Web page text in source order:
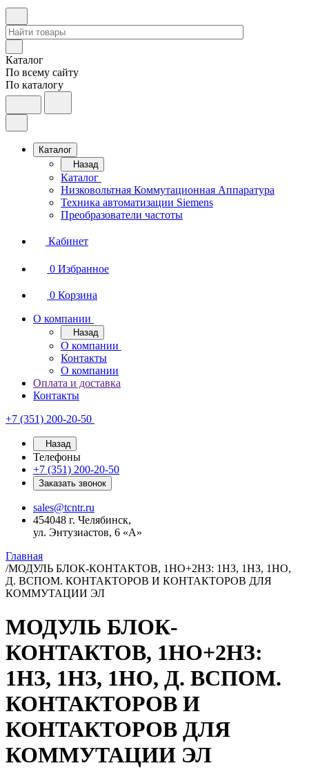
Каталог
По всему сайту
По каталогу
Каталог
Назад
Каталог
Низковольтная Коммутационная Аппаратура
Техника автоматизации Siemens
Преобразователи частоты
Кабинет
0 Избранное
0 Корзина
О компании
Назад
О компании
Контакты
О компании
Оплата и доставка
Контакты
+7 (351) 200-20-50
Назад
Телефоны
+7 (351) 200-20-50
Заказать звонок
sales@tcntr.ru
454048 г. Челябинск,
ул. Энтузиастов, 6 «А»
Главная
/МОДУЛЬ БЛОК-КОНТАКТОВ, 1НО+2НЗ: 1НЗ, 1НЗ, 1НО,
Д. ВСПОМ. КОНТАКТОРОВ И КОНТАКТОРОВ ДЛЯ
КОММУТАЦИИ ЭЛ
МОДУЛЬ БЛОК-
КОНТАКТОВ, 1НО+2НЗ:
1НЗ, 1НЗ, 1НО, Д. ВСПОМ.
КОНТАКТОРОВ И
КОНТАКТОРОВ ДЛЯ
КОММУТАЦИИ ЭЛ